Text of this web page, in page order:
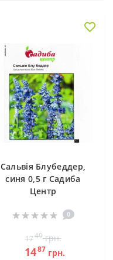
Сальвія Блубеддер,
синя 0,5 г Садиба
Центр
0
1749грн.
1487 грн.